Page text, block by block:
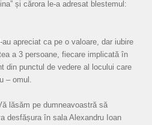
și cărora le-a adresat blestemul:
apreciat ca pe o valoare, dar iubire
a 3 persoane, fiecare implicată în
din punctul de vedere al locului care
– omul.
lăsăm pe dumneavoastră să
desfășura în sala Alexandru Ioan